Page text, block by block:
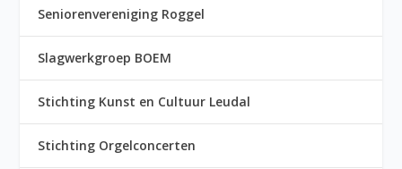
Seniorenvereniging Roggel
Slagwerkgroep BOEM
Stichting Kunst en Cultuur Leudal
Stichting Orgelconcerten